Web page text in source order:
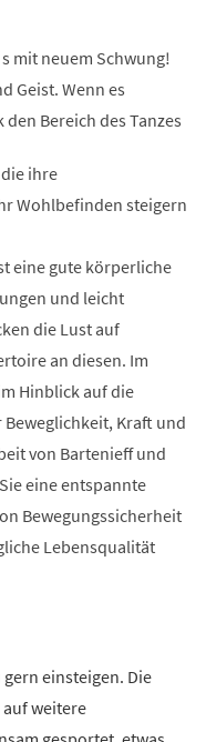
mit neuem Schwung!
Geist. Wenn es
Bereich des Tanzes
ihre
Wohlbefinden steigern
eine gute körperliche
und leicht
die Lust auf
an diesen. Im
Hinblick auf die
Kraft und
von Bartenieff und
eine entspannte
Bewegungssicherheit
Lebensqualität
einsteigen. Die
weitere